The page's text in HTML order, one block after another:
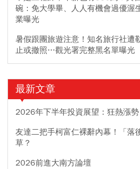
碗：免大學畢、人人有機會過優渥
業曝光
暑假跟團旅遊注意！知名旅行社遭
止或撤照…觀光署完整黑名單曝光
最新文章
2026年下半年投資展望：狂熱漲
友達二把手柯富仁裸辭內幕！「落
草？
2026前進大南方論壇